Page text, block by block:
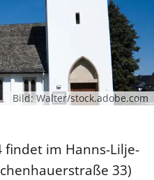
Bild: Walter/stock.adobe.com
findet im Hanns-Lilje-
33)